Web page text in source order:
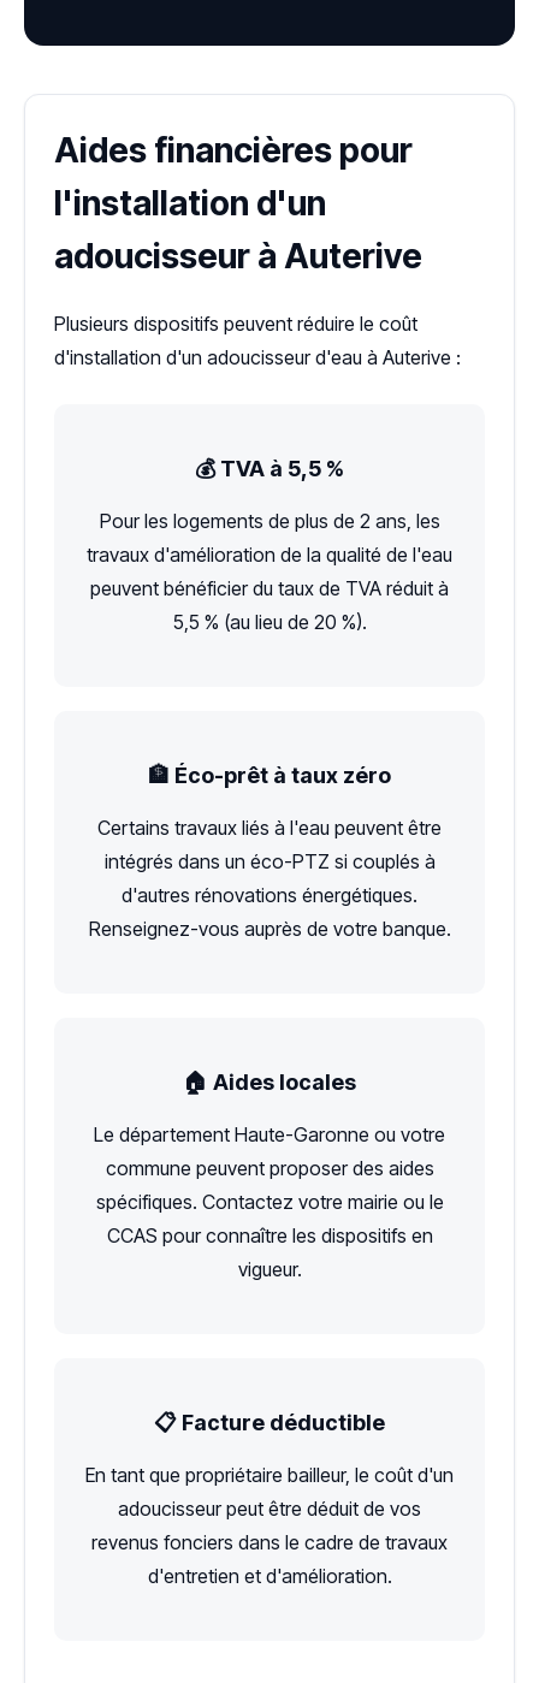
Aides financières pour
l'installation d'un
adoucisseur à Auterive
Plusieurs dispositifs peuvent réduire le coût
d'installation d'un adoucisseur d'eau à Auterive :
💰 TVA à 5,5 %
Pour les logements de plus de 2 ans, les
travaux d'amélioration de la qualité de l'eau
peuvent bénéficier du taux de TVA réduit à
5,5 % (au lieu de 20 %).
🏦 Éco-prêt à taux zéro
Certains travaux liés à l'eau peuvent être
intégrés dans un éco-PTZ si couplés à
d'autres rénovations énergétiques.
Renseignez-vous auprès de votre banque.
🏠 Aides locales
Le département Haute-Garonne ou votre
commune peuvent proposer des aides
spécifiques. Contactez votre mairie ou le
CCAS pour connaître les dispositifs en
vigueur.
📋 Facture déductible
En tant que propriétaire bailleur, le coût d'un
adoucisseur peut être déduit de vos
revenus fonciers dans le cadre de travaux
d'entretien et d'amélioration.